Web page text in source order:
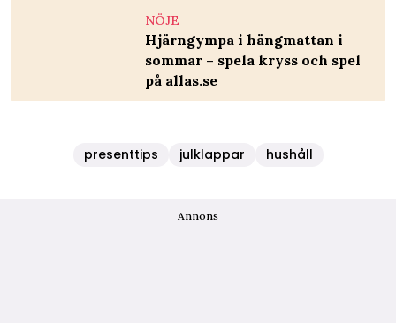
NÖJE
Hjärngympa i hängmattan i
sommar – spela kryss och spel
på allas.se
presenttips julklappar hushåll
Annons